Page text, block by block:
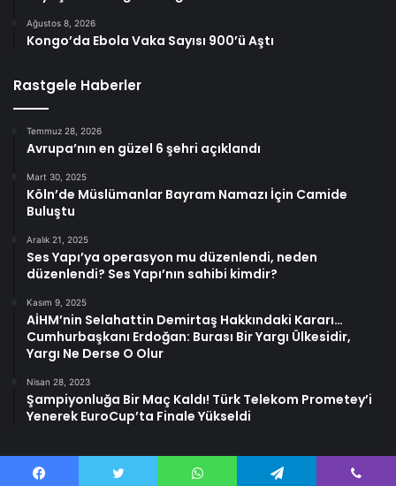
Ağustos 8, 2026
Kongo’da Ebola Vaka Sayısı 900’ü Aştı
Rastgele Haberler
Temmuz 28, 2026
Avrupa’nın en güzel 6 şehri açıklandı
Mart 30, 2025
Köln’de Müslümanlar Bayram Namazı İçin Camide
Buluştu
Aralık 21, 2025
Ses Yapı’ya operasyon mu düzenlendi, neden
düzenlendi? Ses Yapı’nın sahibi kimdir?
Kasım 9, 2025
AİHM’nin Selahattin Demirtaş Hakkındaki Kararı…
Cumhurbaşkanı Erdoğan: Burası Bir Yargı Ülkesidir,
Yargı Ne Derse O Olur
Nisan 28, 2023
Şampiyonluğa Bir Maç Kaldı! Türk Telekom Prometey’i
Yenerek EuroCup’ta Finale Yükseldi